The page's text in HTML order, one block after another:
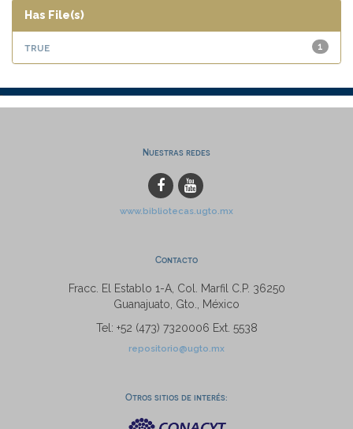
Has File(s)
1
true
Nuestras redes
www.bibliotecas.ugto.mx
Contacto
Fracc. El Establo 1-A, Col. Marfil C.P. 36250
Guanajuato, Gto., México
Tel: +52 (473) 7320006 Ext. 5538
repositorio@ugto.mx
Otros sitios de interés: